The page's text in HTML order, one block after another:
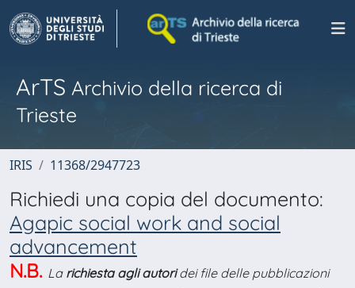
ArTS Archivio della ricerca di
Trieste
IRIS 11368/2947723
Richiedi una copia del documento:
Agapic social work and social
advancement
N.B. La richiesta agli autoridei file delle pubblicazioni